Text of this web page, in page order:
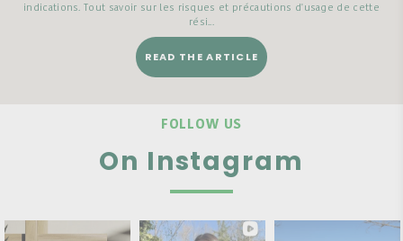
indications. Tout savoir sur les risques et précautions d'usage de cette
rési...
READ THE ARTICLE
FOLLOW US
On Instagram